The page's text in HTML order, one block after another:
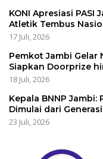
KONI Apresiasi
Atletik Tembus
17 Juli, 2026
Pemkot Jambi Gelar
Siapkan Doorprize
18 Juli, 2026
Kepala BNNP
Dimulai dari
23 Juli, 2026